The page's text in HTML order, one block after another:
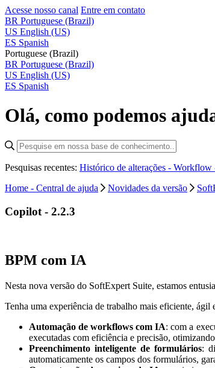
Acesse nosso canal Entre em contato
BR Portuguese (Brazil)
US English (US)
ES Spanish
Portuguese (Brazil)
BR Portuguese (Brazil)
US English (US)
ES Spanish
Olá, como podemos
Pesquisas recentes: Histórico de alterações - Workflow
Home - Central de ajuda
Novidades da versão
Copilot - 2.2.3
BPM com IA
Nesta nova versão do SoftExpert Suite, estamos
Tenha uma experiência de trabalho mais eficiente, ágil
Automação de workflows com IA: com a
executadas com eficiência e precisão,
Preenchimento inteligente de formulários:
automaticamente os campos dos formulários,